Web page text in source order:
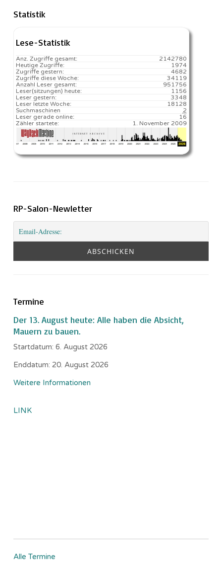
Statistik
Lese-Statistik
2142780
Anz. Zugriffe gesamt:
1974
Heutige Zugriffe:
4682
Zugriffe gestern:
34119
Zugriffe diese Woche:
951756
Anzahl Leser gesamt:
1156️
Leser(sitzungen) heute:
3348
Leser gestern:
18128️
Leser letzte Woche:
2
Suchmaschinen
16
Leser gerade online:
1. November 2009
Zähler startete:
RP-Salon-Newletter
Termine
Der 13. August heute: Alle haben die Absicht,
Mauern zu bauen.
Startdatum: 6. August 2026
Enddatum: 20. August 2026
Weitere Informationen
LINK
Alle Termine